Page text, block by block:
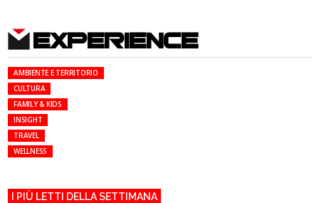
EXPERIENCE
AMBIENTE E TERRITORIO
CULTURA
FAMILY & KIDS
INSIGHT
TRAVEL
WELLNESS
I PIÙ LETTI DELLA SETTIMANA